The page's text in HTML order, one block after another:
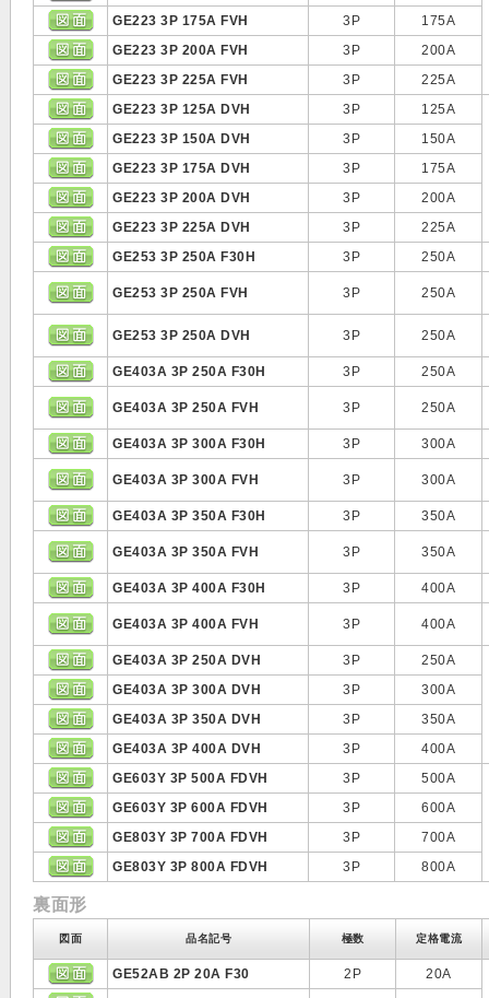
GE223 3P 175A FVH
3P
175A
GE223 3P 200A FVH
3P
200A
GE223 3P 225A FVH
3P
225A
GE223 3P 125A DVH
3P
125A
GE223 3P 150A DVH
3P
150A
GE223 3P 175A DVH
3P
175A
GE223 3P 200A DVH
3P
200A
GE223 3P 225A DVH
3P
225A
GE253 3P 250A F30H
3P 250A
GE253 3P 250A FVH 3P 250A
GE253 3P 250A DVH 3P 250A
GE403A 3P 250A F30H 3P 250A
GE403A 3P 250A FVH 3P 250A
GE403A 3P 300A F30H 3P 300A
GE403A 3P 300A FVH 3P 300A
GE403A 3P 350A F30H 3P 350A
GE403A 3P 350A FVH 3P 350A
GE403A 3P 400A F30H 3P 400A
GE403A 3P 400A FVH 3P 400A
GE403A 3P 250A DVH 3P
250A
GE403A 3P 300A DVH
3P
300A
GE403A 3P 350A DVH
3P
350A
GE403A 3P 400A DVH
3P
400A
GE603Y 3P 500A FDVH
3P 500A
GE603Y 3P 600A FDVH 3P
600A
GE803Y 3P 700A FDVH
3P
700A
GE803Y 3P 800A FDVH
3P 800A
裏面形
図面 品名記号 極数 定格電流
GE52AB 2P 20A F30 2P
20A